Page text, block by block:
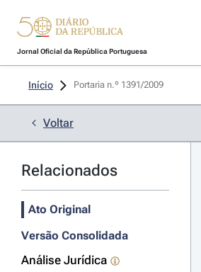
Jornal Oficial da República Portuguesa
Início Portaria n.º 1391/2009
Voltar
Relacionados
Ato Original
Versão Consolidada
Análise Jurídica